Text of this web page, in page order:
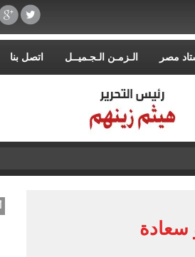
مصر الـزمـن الـجـميــل اتصل بنا
سعادة